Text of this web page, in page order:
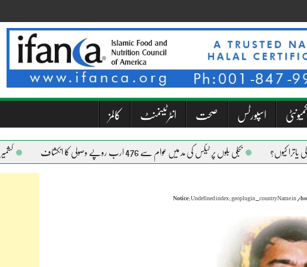
کمیونٹی اسپورٹس صحت انٹرٹینمنٹ کالمز
بجلی بلوں پر ٹیکس کی مد میں عوام سے 476 ارب روپے وصولی کا انکشاف کشمیر
Notice: Undefined index: geoplugin_countryName in /